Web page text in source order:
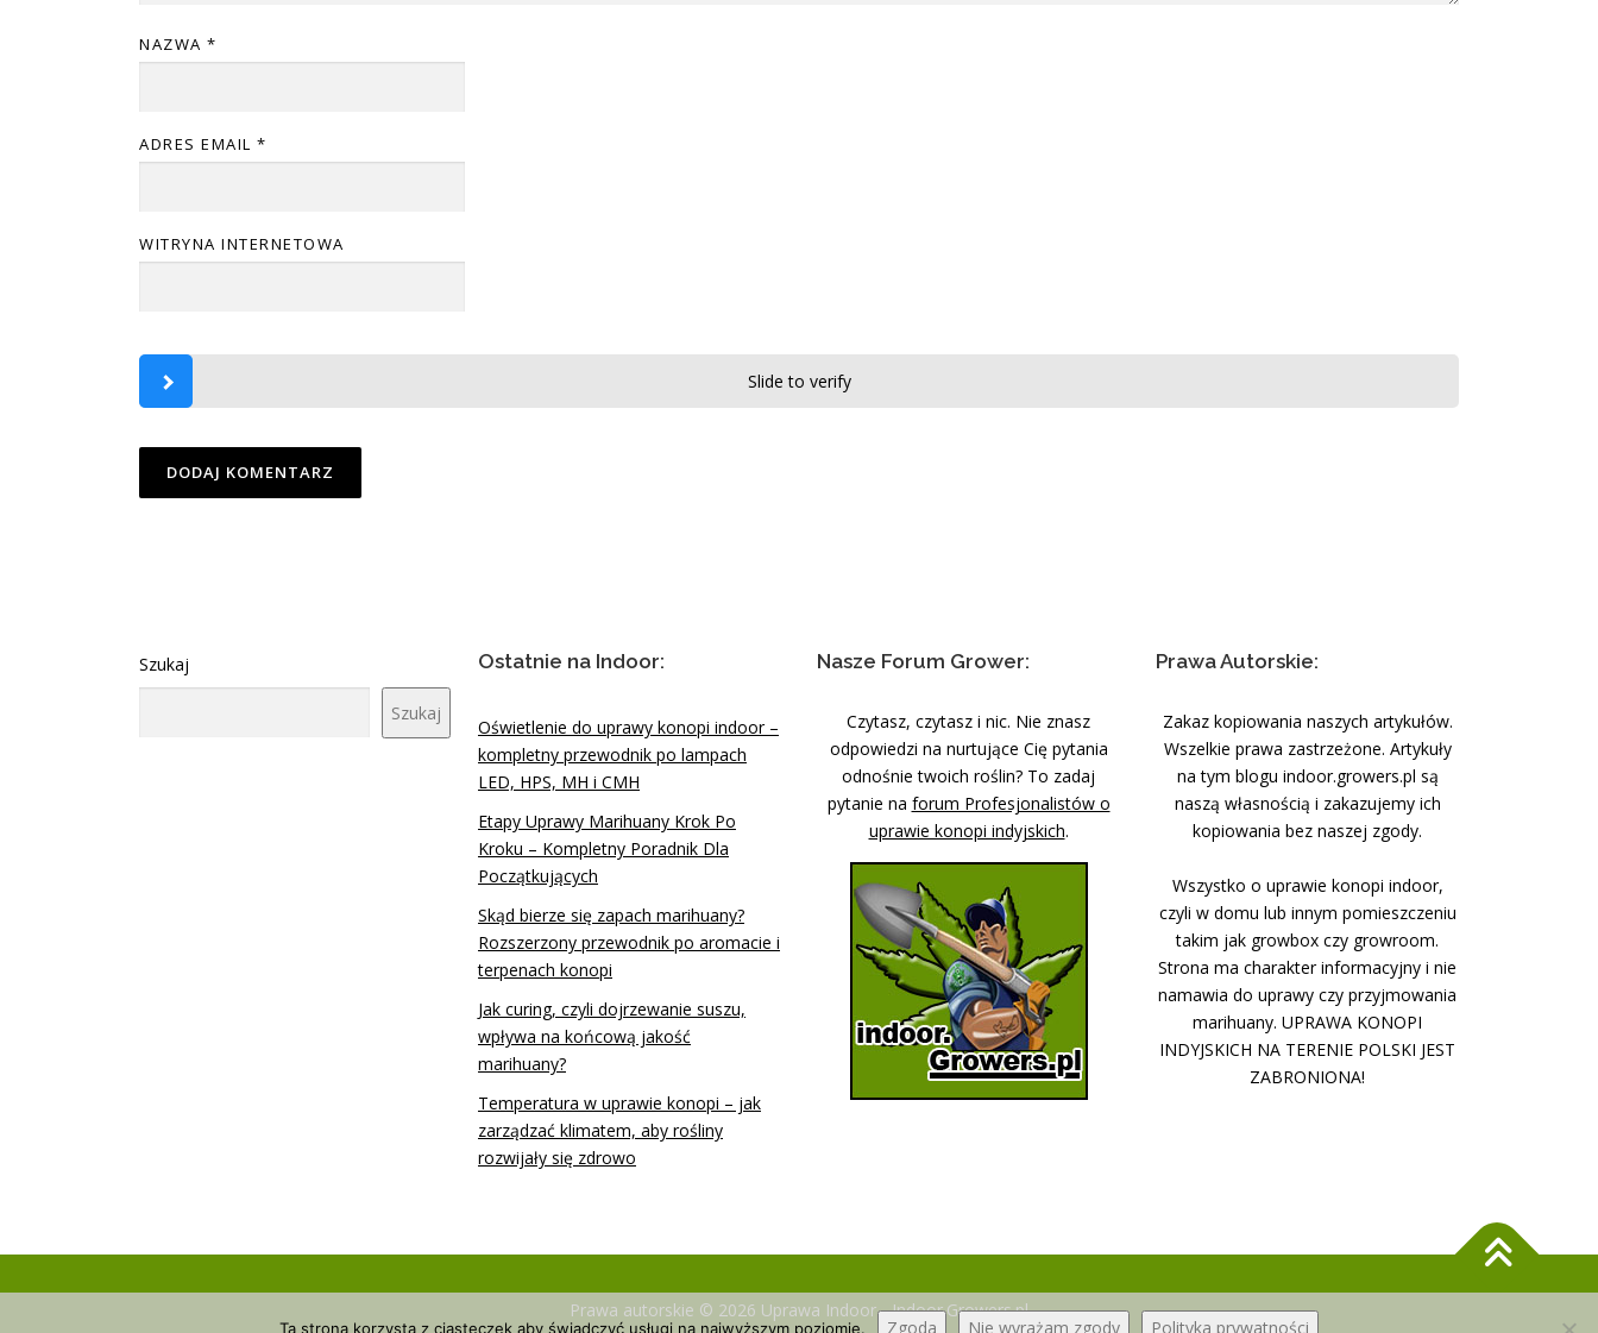
NAZWA *
ADRES EMAIL *
WITRYNA INTERNETOWA
Slide to verify
Szukaj
Szukaj
Ostatnie na Indoor:
Oświetlenie do uprawy konopi indoor –
kompletny przewodnik po lampach
LED, HPS, MH i CMH
Etapy Uprawy Marihuany Krok Po
Kroku – Kompletny Poradnik Dla
Początkujących
Skąd bierze się zapach marihuany?
Rozszerzony przewodnik po aromacie i
terpenach konopi
Jak curing, czyli dojrzewanie suszu,
wpływa na końcową jakość
marihuany?
Temperatura w uprawie konopi – jak
zarządzać klimatem, aby rośliny
rozwijały się zdrowo
Nasze Forum Grower:
Czytasz, czytasz i nic. Nie znasz
odpowiedzi na nurtujące Cię pytania
odnośnie twoich roślin? To zadaj
pytanie na forum Profesjonalistów o
uprawie konopi indyjskich.
Prawa Autorskie:
Zakaz kopiowania naszych artykułów.
Wszelkie prawa zastrzeżone. Artykuły
na tym blogu indoor.growers.pl są
naszą własnością i zakazujemy ich
kopiowania bez naszej zgody.
Wszystko o uprawie konopi indoor,
czyli w domu lub innym pomieszczeniu
takim jak growbox czy growroom.
Strona ma charakter informacyjny i nie
namawia do uprawy czy przyjmowania
marihuany. UPRAWA KONOPI
INDYJSKICH NA TERENIE POLSKI JEST
ZABRONIONA!
Prawa autorskie © 2026 Uprawa Indoor - Indoor.Growers.pl
Ta strona korzysta z ciasteczek aby świadczyć usługi na najwyższym poziomie. Zgoda Nie wyrażam zgody Polityka prywatności